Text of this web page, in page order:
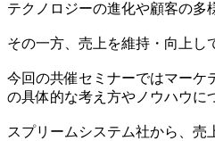
テクノロジーの進化や顧客の多
その一方、売上を維持・向上し
今回の共催セミナーではマーケ
の具体的な考え方やノウハウに
スプリームシステム社から、